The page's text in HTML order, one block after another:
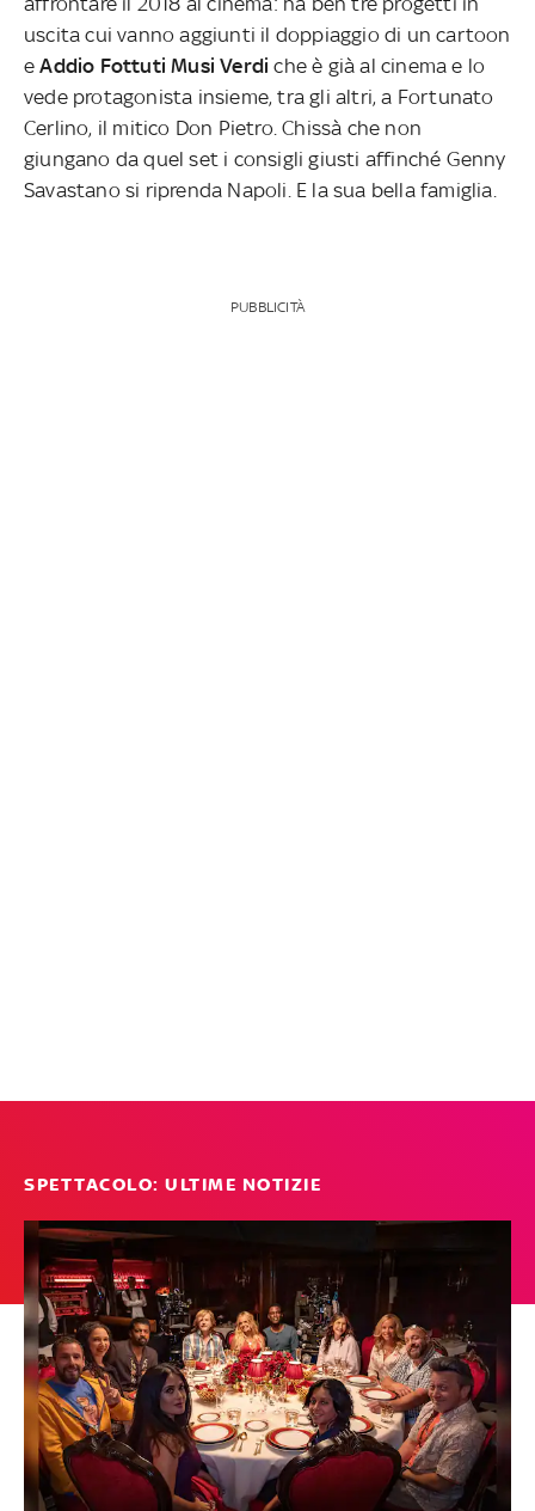
uscita cui vanno aggiunti il doppiaggio di un cartoon
eAddio Fottuti Musi Verdi che è già al cinema e lo
vede protagonista insieme, tra gli altri, a Fortunato
Cerlino, il mitico Don Pietro. Chissà che non
giungano da quel set i consigli giusti affinché Genny
Savastano si riprenda Napoli. E la sua bella famiglia.
PUBBLICITÀ
SPETTACOLO: ULTIME NOTIZIE